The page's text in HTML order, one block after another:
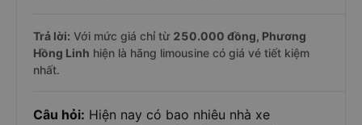
Trả lời: Với mức giá chỉ từ 250.000 đồng, Phương
Hồng Linh hiện là hãng limousine có giá vé tiết kiệm
nhất.
Câu hỏi: Hiện nay có bao nhiêu nhà xe